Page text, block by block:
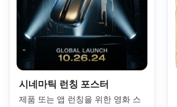
시네마틱 런칭 포스터
제품 또는 앱 런칭을 위한 영화 스